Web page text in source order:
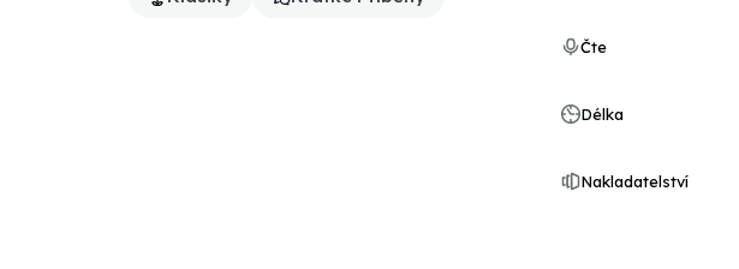
Čte
Délka
Nakladatelství